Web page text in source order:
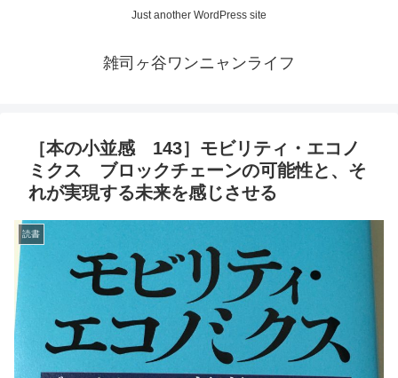
Just another WordPress site
雑司ヶ谷ワンニャンライフ
［本の小並感 143］モビリティ・エコノ
ミクス ブロックチェーンの可能性と、そ
れが実現する未来を感じさせる
読書